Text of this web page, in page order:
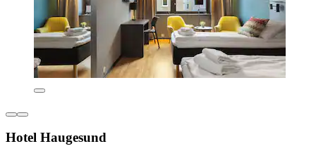
Hotel Haugesund